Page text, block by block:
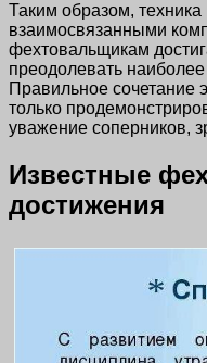
Таким образом, техника
взаимосвязанными
фехтовальщикам
преодолевать
Правильное сочетание
только
уважение соперников,
Известные
достижения